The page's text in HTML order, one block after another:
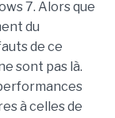
7. Alors que
du
de ce
sont pas là.
à celles de